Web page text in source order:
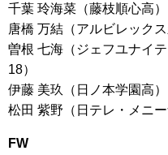
千葉 玲海菜（藤枝順心高）
唐橋 万結（アルビレック
曽根 七海（ジェフユナイ
18）
伊藤 美玖（日ノ本学園高）
松田 紫野（日テレ・メニー
FW